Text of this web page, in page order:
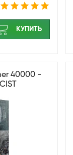
КУПИТЬ
40000 -